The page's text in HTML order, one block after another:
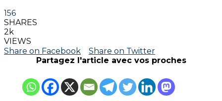
156
SHARES
2k
VIEWS
Share on Facebook
Share on Twitter
Partagez l'article avec vos proches